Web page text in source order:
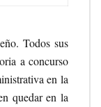
Todos sus
a concurso
en la
quedar en la